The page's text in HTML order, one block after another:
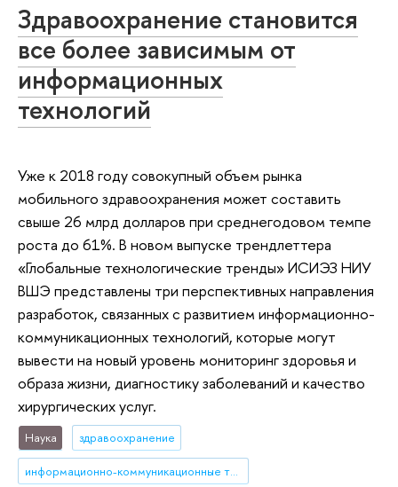
Здравоохранение становится
все более зависимым от
информационных
технологий
Уже к 2018 году совокупный объем рынка
мобильного здравоохранения может составить
свыше 26 млрд долларов при среднегодовом темпе
роста до 61%. В новом выпуске трендлеттера
«Глобальные технологические тренды» ИСИЭЗ НИУ
ВШЭ представлены три перспективных направления
разработок, связанных с развитием информационно-
коммуникационных технологий, которые могут
вывести на новый уровень мониторинг здоровья и
образа жизни, диагностику заболеваний и качество
хирургических услуг.
Наука здравоохранение
информационно-коммуникационные технологии